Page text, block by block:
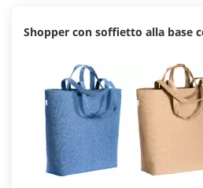
Shopper con soffietto alla base